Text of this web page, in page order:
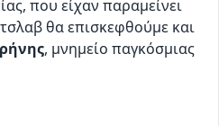
που είχαν παραμείνει
θα επισκεφθούμε και
, μνημείο παγκόσμιας